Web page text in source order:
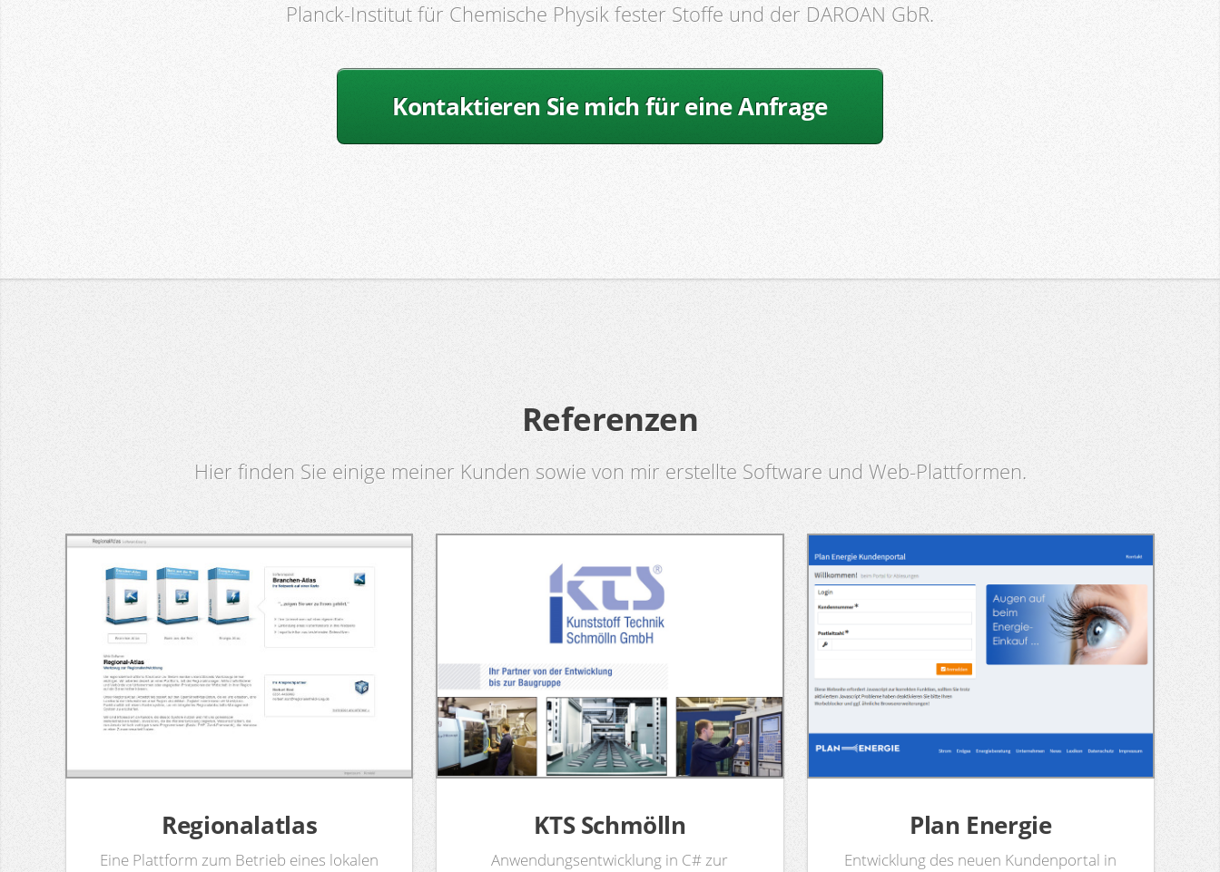
Planck-Institut für Chemische Physik fester Stoffe und der DAROAN GbR.
Kontaktieren Sie mich für eine Anfrage
Referenzen
Hier finden Sie einige meiner Kunden sowie von mir erstellte Software und Web-Plattformen.
Regionalatlas
Eine Plattform zum Betrieb eines lokalen
KTS Schmölln
Anwendungsentwicklung in C# zur
Plan Energie
Entwicklung des neuen Kundenportal in